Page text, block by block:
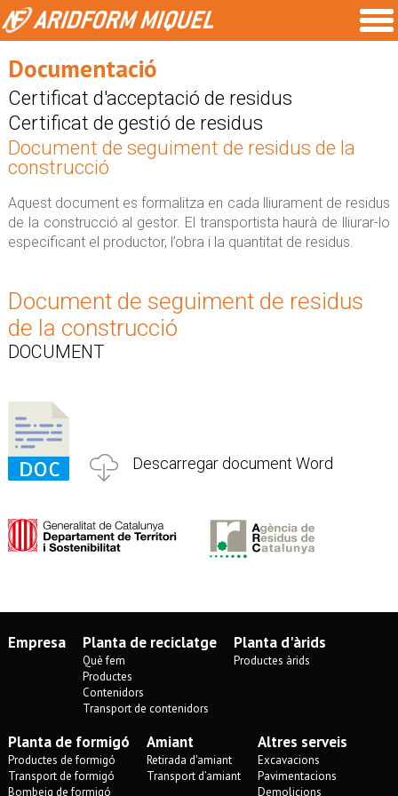
Documentació
Certificat d'acceptació de residus
Certificat de gestió de residus
Document de seguiment de residus de la
construcció
Aquest document es formalitza en cada lliurament de residus
de la construcció al gestor. El transportista haurà de lliurar-lo
especificant el productor, l’obra i la quantitat de residus.
Document de seguiment de residus
de la construcció
DOCUMENT
Descarregar document Word
Empresa Planta de reciclatge
Què fem
Productes
Contenidors
Transport de contenidors
Planta d'àrids
Productes àrids
Planta de formigó
Productes de formigó
Transport de formigó
Bombeig de formigó
Amiant
Retirada d'amiant
Transport d’amiant
Altres serveis
Excavacions
Pavimentacions
Demolicions